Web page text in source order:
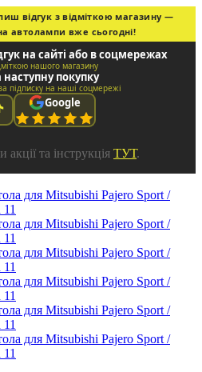
відгук з відміткою магазину —
автолампи вже сьогодні!
на сайті або в соцмережах
нашого магазину
наступну покупку
підписку на наші соцмережі
Google
та інструкція ТУТ.